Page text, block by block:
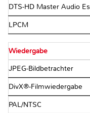
DTS-HD Master Audio
LPCM
Wiedergabe
JPEG-Bildbetrachter
DivX®-Filmwiedergabe
PAL/NTSC